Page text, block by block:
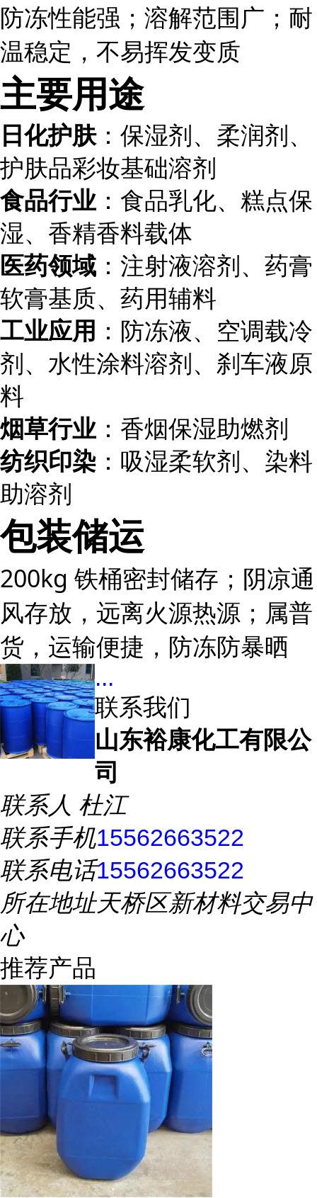
防冻性能强；溶解范围广；耐
温稳定，不易挥发变质
主要用途
日化护肤：保湿剂、柔润剂、
护肤品彩妆基础溶剂
食品行业 ：食品乳化、糕点保
湿、香精香料载体
医药领域 ：注射液溶剂、药膏
软膏基质、药用辅料
工业应用 ：防冻液、空调载冷
剂、水性涂料溶剂、刹车液原
料
烟草行业 ：香烟保湿助燃剂
纺织印染 ：吸湿柔软剂、染料
助溶剂
包装储运
200kg 铁桶密封储存；阴凉通
风存放，远离火源热源；属普
货，运输便捷，防冻防暴晒
...
联系我们
山东裕康化工有限公
司
联系人 杜江
联系手机15562663522
联系电话15562663522
所在地址天桥区新材料交易中
心
推荐产品